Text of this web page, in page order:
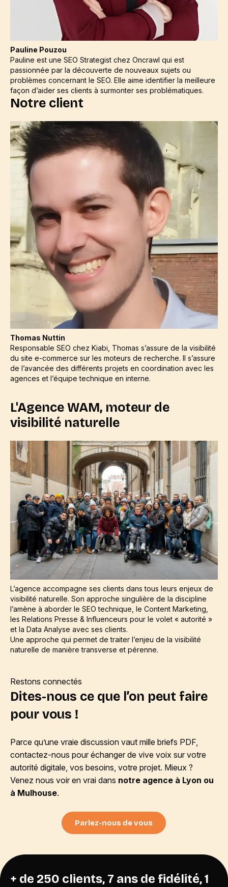
Pauline Pouzou
Pauline est une SEO Strategist chez Oncrawl qui est
passionnée par la découverte de nouveaux sujets ou
problèmes concernant le SEO. Elle aime identifier la meilleure
façon d’aider ses clients à surmonter ses problématiques.
Notre client
Thomas Nuttin
Responsable SEO chez Kiabi, Thomas s’assure de la visibilité
du site e-commerce sur les moteurs de recherche. Il s’assure
de l’avancée des différents projets en coordination avec les
agences et l’équipe technique en interne.
L'Agence WAM, moteur de
visibilité naturelle
L’agence accompagne ses clients dans tous leurs enjeux de
visibilité naturelle. Son approche singulière de la discipline
l’amène à aborder le SEO technique, le Content Marketing,
les Relations Presse & Influenceurs pour le volet « autorité »
et la Data Analyse avec ses clients.
Une approche qui permet de traiter l’enjeu de la visibilité
naturelle de manière transverse et pérenne.
Restons connectés
Dites-nous ce que l’on peut faire
pour vous !
Parce qu’une vraie discussion vaut mille briefs PDF,
contactez-nous pour échanger de vive voix sur votre
autorité digitale, vos besoins, votre projet. Mieux ?
Venez nous voir en vrai dans notre agence à Lyon ou
à Mulhouse.
Parlez-nous de vous
+ de 250 clients, 7 ans de fidélité, 1